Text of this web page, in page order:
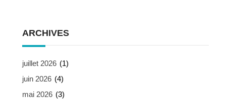
ARCHIVES
juillet 2026 (1)
juin 2026 (4)
mai 2026 (3)